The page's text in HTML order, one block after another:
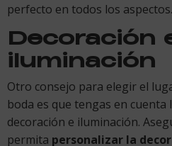
perfecto en todos los aspectos.
Decoración
iluminación
Otro consejo para elegir el
boda es que tengas en
decoración e iluminación.
permita personalizar la